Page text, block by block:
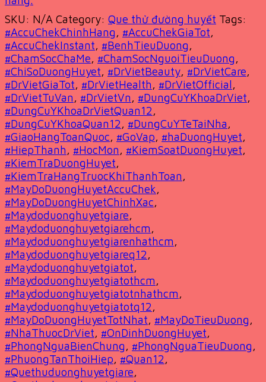
SKU: N/A Category: Que thử đường huyết Tags:
#AccuChekChinhHang, #AccuChekGiaTot,
#AccuChekInstant, #BenhTieuDuong,
#ChamSocChaMe, #ChamSocNguoiTieuDuong,
#ChiSoDuongHuyet, #DrVietBeauty, #DrVietCare,
#DrVietGiaTot, #DrVietHealth, #DrVietOfficial,
#DrVietTuVan, #DrVietVn, #DungCuYKhoaDrViet,
#DungCuYKhoaDrVietQuan12,
#DungCuYKhoaQuan12, #DungCuYTeTaiNha,
#GiaoHangToanQuoc, #GoVap, #haDuongHuyet,
#HiepThanh, #HocMon, #KiemSoatDuongHuyet,
#KiemTraDuongHuyet,
#KiemTraHangTruocKhiThanhToan,
#MayDoDuongHuyetAccuChek,
#MayDoDuongHuyetChinhXac,
#Maydoduonghuyetgiare,
#Maydoduonghuyetgiarehcm,
#Maydoduonghuyetgiarenhathcm,
#Maydoduonghuyetgiareq12,
#Maydoduonghuyetgiatot,
#Maydoduonghuyetgiatothcm,
#Maydoduonghuyetgiatotnhathcm,
#Maydoduonghuyetgiatotq12,
#MayDoDuongHuyetTotNhat, #MayDoTieuDuong,
#NhaThuocDrViet, #OnDinhDuongHuyet,
#PhongNguaBienChung, #PhongNguaTieuDuong,
#PhuongTanThoiHiep, #Quan12,
#Quethuduonghuyetgiare,